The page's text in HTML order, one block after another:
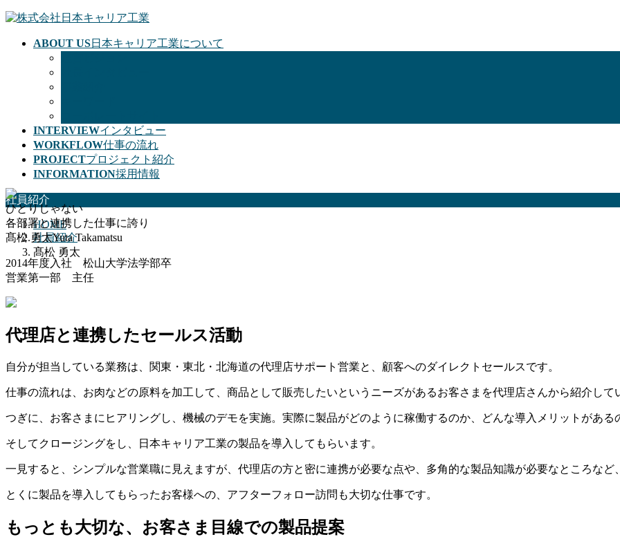
コ
ナ
ABOUT US日本キャリア工業について
INTERVIEWインタビュー
WORKFLOW仕事の流れ
PROJECTプロジェクト紹介
INFORMATION採用情報
社員紹介
HOME
社員紹介
髙松 勇太
ひとりじゃない
各部署と連携した仕事に誇り
髙松 勇太Yuta Takamatsu
2014年度入社 松山大学法学部卒
営業第一部 主任
代理店と連携したセールス活動
自分が担当している業務は、関東・東北・北海道の代理店サポート営業と、顧客へのダイレクトセールスです。
仕事の流れは、お肉などの原料を加工して、商品として販売したいというニーズがあるお客さまを代理店さんから紹介して
つぎに、お客さまにヒアリングし、機械のデモを実施。実際に製品がどのように稼働するのか、どんな導入メリットがある
そしてクロージングをし、日本キャリア工業の製品を導入してもらいます。
一見すると、シンプルな営業職に見えますが、代理店の方と密に連携が必要な点や、多角的な製品知識が必要なところなど
とくに製品を導入してもらったお客様への、アフターフォロー訪問も大切な仕事です。
もっとも大切な、お客さま目線での製品提案